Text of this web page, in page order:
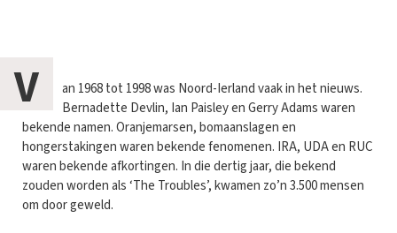
V
an 1968 tot 1998 was Noord-Ierland vaak in het nieuws.
Bernadette Devlin, Ian Paisley en Gerry Adams waren
bekende namen. Oranjemarsen, bomaanslagen en
hongerstakingen waren bekende fenomenen. IRA, UDA en RUC
waren bekende afkortingen. In die dertig jaar, die bekend
zouden worden als ‘The Troubles’, kwamen zo’n 3.500 mensen
om door geweld.